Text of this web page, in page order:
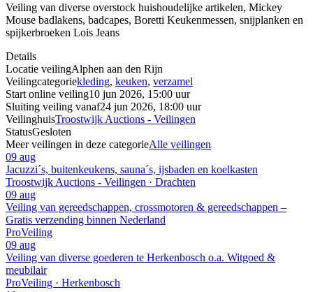
Veiling van diverse overstock huishoudelijke artikelen, Mickey
Mouse badlakens, badcapes, Boretti Keukenmessen, snijplanken en
spijkerbroeken Lois Jeans
Details
Locatie veilingAlphen aan den Rijn
Veilingcategoriekleding, keuken, verzamel
Start online veiling10 jun 2026, 15:00 uur
Sluiting veiling vanaf24 jun 2026, 18:00 uur
VeilinghuisTroostwijk Auctions - Veilingen
StatusGesloten
Meer veilingen in deze categorieAlle veilingen
09 aug
Jacuzzi´s, buitenkeukens, sauna´s, ijsbaden en koelkasten
Troostwijk Auctions - Veilingen · Drachten
09 aug
Veiling van gereedschappen, crossmotoren & gereedschappen –
Gratis verzending binnen Nederland
ProVeiling
09 aug
Veiling van diverse goederen te Herkenbosch o.a. Witgoed &
meubilair
ProVeiling · Herkenbosch